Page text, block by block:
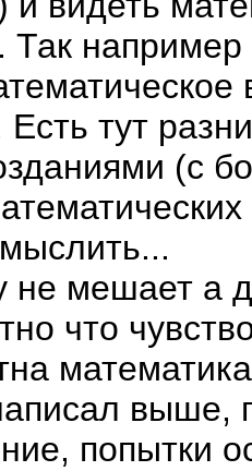
Так
Есть тут
(с
не мешает а
что
выше,
попытки